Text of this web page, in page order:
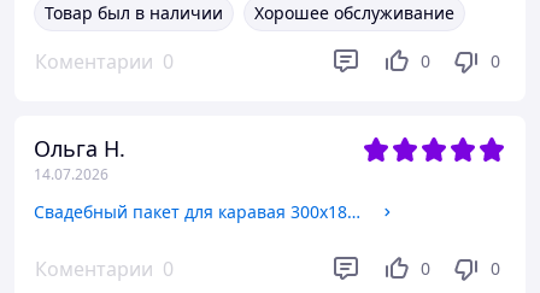
Товар был в наличии
Хорошее обслуживание
Коментарии 0 0 0
Ольга Н.
14.07.2026
Свадебный пакет для каравая 300х180х30 мм (арт. С-0050)
Коментарии 0 0 0